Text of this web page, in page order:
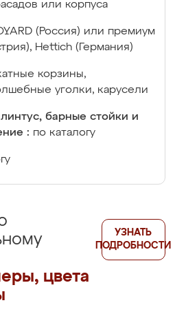
или корпуса
(Россия) или премиум
Hettich (Германия)
корзины,
уголки, карусели
барные стойки и
: по каталогу
цвета
УЗНАТЬ
ПОДРОБНОСТИ